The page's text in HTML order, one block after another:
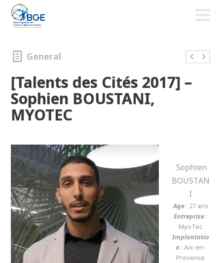
General
[Talents des Cités 2017] –
Sophien BOUSTANI,
MYOTEC
Sophien
BOUSTAN
I
Age : 27 ans
Entreprise :
MyoTec
Implantatio
n : Aix-en-
Provence